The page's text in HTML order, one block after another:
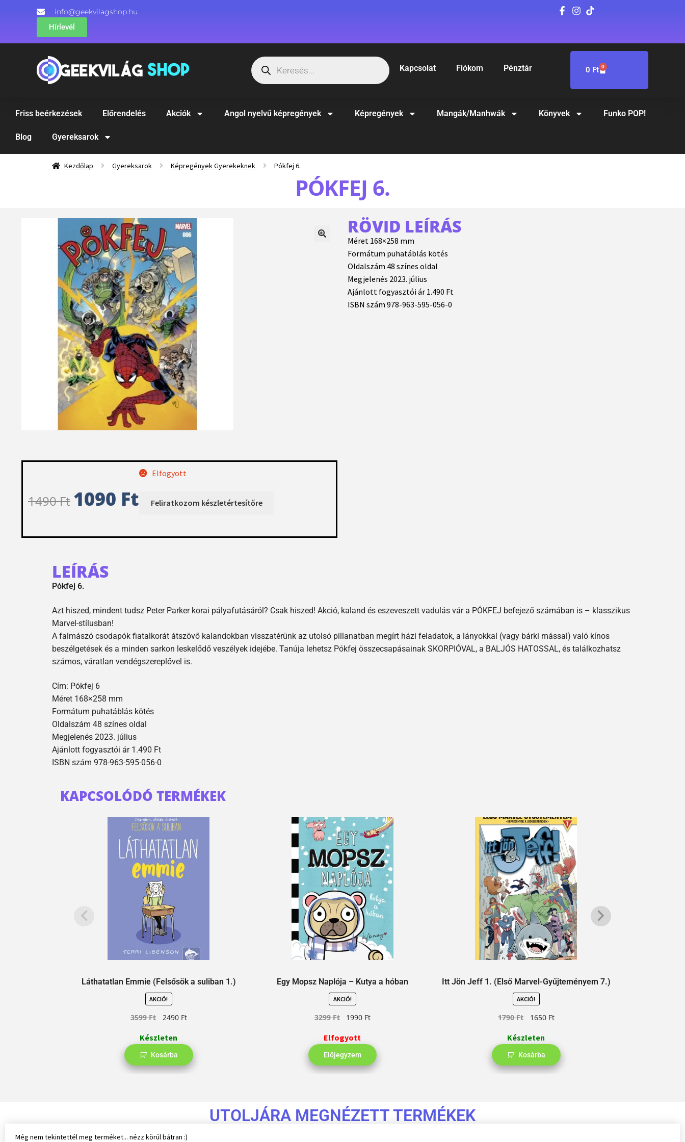
info@geekvilagshop.hu
Hírlevél
Kapcsolat Fiókom Pénztár 0 Ft 0
Friss beérkezések Előrendelés Akciók Angol nyelvű képregények Képregények Mangák/Manhwák Könyvek Funko POP!
Blog Gyereksarok
Kezdőlap Gyereksarok Képregények Gyerekeknek Pókfej 6.
PÓKFEJ 6.
1490Ft 1090 Ft
Elfogyott
RÖVID LEÍRÁS
Méret 168×258 mm
Formátum puhatáblás kötés
Oldalszám 48 színes oldal
Megjelenés 2023. július
Ajánlott fogyasztói ár 1.490 Ft
ISBN szám 978-963-595-056-0
LEÍRÁS
Pókfej 6.
Azt hiszed, mindent tudsz Peter Parker korai pályafutásáról? Csak hiszed! Akció, kaland és eszeveszett vadulás vár a PÓKFEJ befejező számában is – klasszikus
Marvel-stílusban!
A falmászó csodapók fiatalkorát átszövő kalandokban visszatérünk az utolsó pillanatban megírt házi feladatok, a lányokkal (vagy bárki mással) való kínos
beszélgetések és a minden sarkon leskelődő veszélyek idejébe. Tanúja lehetsz Pókfej összecsapásainak SKORPIÓVAL, a BALJÓS HATOSSAL, és találkozhatsz
számos, váratlan vendégszereplővel is.
Cím: Pókfej 6
Méret 168×258 mm
Formátum puhatáblás kötés
Oldalszám 48 színes oldal
Megjelenés 2023. július
Ajánlott fogyasztói ár 1.490 Ft
ISBN szám 978-963-595-056-0
KAPCSOLÓDÓ TERMÉKEK
Láthatatlan Emmie (Felsősök a suliban 1.)
AKCIÓ!
3599Ft 2490 Ft
Készleten
Kosárba
Egy Mopsz Naplója – Kutya a hóban
AKCIÓ!
3299Ft 1990 Ft
Elfogyott
Előjegyzem
Itt Jön Jeff 1. (Első Marvel-Gyűjteményem 7.)
AKCIÓ!
1790Ft 1650 Ft
Készleten
Kosárba
UTOLJÁRA MEGNÉZETT TERMÉKEK
Még nem tekintettél meg terméket... nézz körül bátran :)